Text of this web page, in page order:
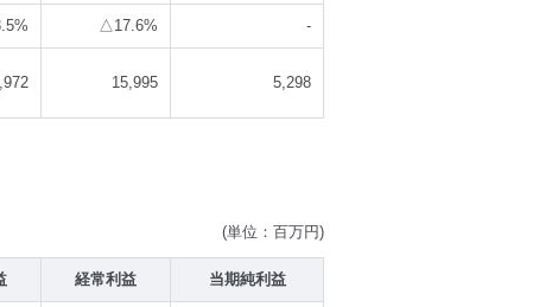
△17.6% -
15,995 5,298
(単位：百万円)
経常利益 当期純利益